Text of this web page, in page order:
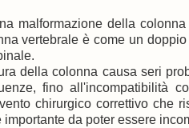
malformazione della
vertebrale è come un
della colonna causa seri
fino all'incompatibilità
chirurgico correttivo che
da poter essere